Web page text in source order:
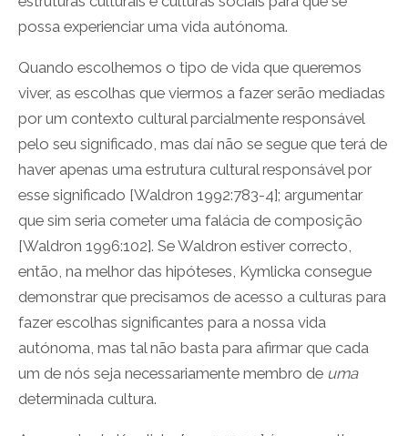
possa experienciar uma vida autónoma.
Quando escolhemos o tipo de vida que queremos
viver, as escolhas que viermos a fazer serão mediadas
por um contexto cultural parcialmente responsável
pelo seu significado, mas daí não se segue que terá de
haver apenas uma estrutura cultural responsável por
esse significado [Waldron 1992:783-4]; argumentar
que sim seria cometer uma falácia de composição
[Waldron 1996:102]. Se Waldron estiver correcto,
então, na melhor das hipóteses, Kymlicka consegue
demonstrar que precisamos de acesso a culturas para
fazer escolhas significantes para a nossa vida
autónoma, mas tal não basta para afirmar que cada
um de nós seja necessariamente membro de uma
determinada cultura.